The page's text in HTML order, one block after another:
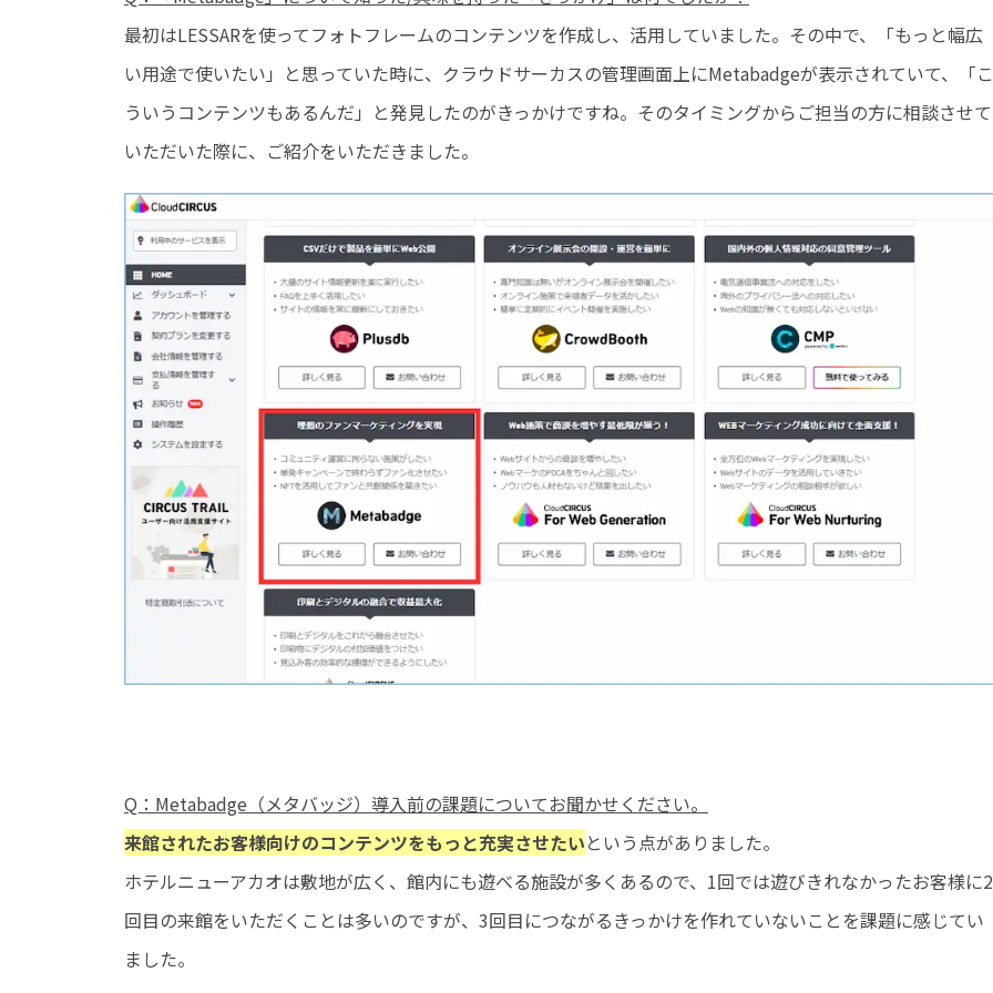
最初はLESSARを使ってフォトフレームのコンテンツを作成し、活用していました。その中で、「もっと幅広
い用途で使いたい」と思っていた時に、クラウドサーカスの管理画面上にMetabadgeが表示されていて、「こ
ういうコンテンツもあるんだ」と発見したのがきっかけですね。そのタイミングからご担当の方に相談させて
いただいた際に、ご紹介をいただきました。
Q：Metabadge（メタバッジ）導入前の課題についてお聞かせください。
来館されたお客様向けのコンテンツをもっと充実させたいという点がありました。
ホテルニューアカオは敷地が広く、館内にも遊べる施設が多くあるので、1回では遊びきれなかったお客様に2
回目の来館をいただくことは多いのですが、3回目につながるきっかけを作れていないことを課題に感じてい
ました。